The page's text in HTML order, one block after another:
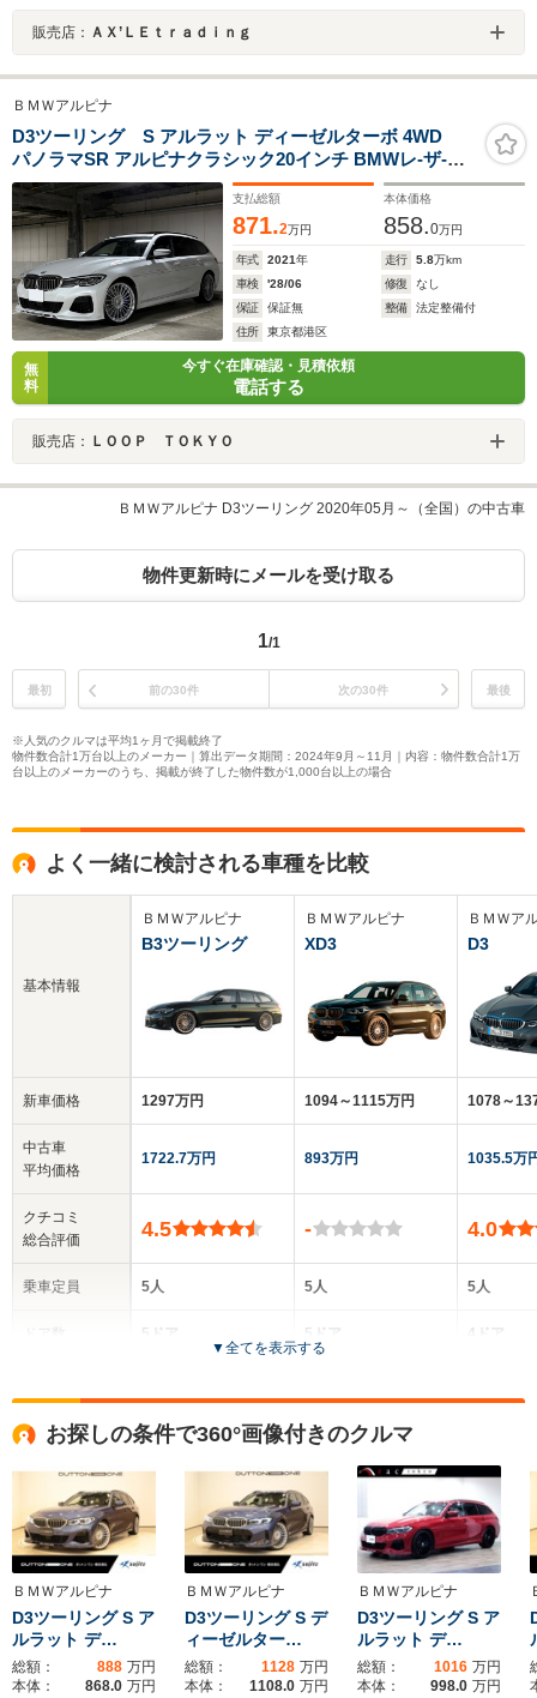
販売店： ＡＸ’ＬＥｔｒａｄｉｎｇ
ＢＭＷアルピナ
D3ツーリング S アルラット ディーゼルターボ 4WD
パノラマSR アルピナクラシック20インチ BMWレ-ザ-ラ
イト harman/kardon ドライビングアシスト+ ヘッドアッ
プD 後席シ-トヒ-タ- パドルシフト ACC ブラインドスポ
ット 3ゾ-ンAC 地デジ AppleCarPlay ワイヤレスC
支払総額
871.2万円
本体価格
858.0万円
年式 2021年 走行 5.8万km
車検
'28/06 修復
なし
保証
保証無 整備
法定整備付
住所
東京都港区
無
料
今すぐ在庫確認・見積依頼
電話する
販売店： ＬＯＯＰ ＴＯＫＹＯ
ＢＭＷアルピナ D3ツーリング 2020年05月～（全国）の中古車
物件更新時にメールを受け取る
1/1
最初 前の30件 次の30件 最後
※人気のクルマは平均1ヶ月で掲載終了
物件数合計1万台以上のメーカー｜算出データ期間：2024年9月～11月｜内容：物件数合計1万
台以上のメーカーのうち、掲載が終了した物件数が1,000台以上の場合
よく一緒に検討される車種を比較
基本情報
新車価格
中古車
平均価格
クチコミ
総合評価
乗車定員
サイズ
(全長x全幅x全高)
ＢＭＷアルピナ
B3ツーリング
1297万円
1722.7万円
4.5
5人
5ドア
全高
1.83m
全長
4.72m
ホイールベース
-m
ＢＭＷアルピナ
XD3
1094～1115万円
893万円
-
5人
5ドア
全高
1.9m
全長
4.72m
ホイールベース
-m
ＢＭＷア
D3
1078～
1035.5万
4.0
5人
4ドア
全高
ホイ
▼全てを表示する
お探しの条件で360°画像付きのクルマ
ＢＭＷアルピナ
D3ツーリング S ア
ルラット デ…
総額： 888 万円
本体：
868.0 万円
ＢＭＷアルピナ
D3ツーリング S デ
ィーゼルター…
総額： 1128 万円
本体：
1108.0 万円
ＢＭＷアルピナ
D3ツーリング S ア
ルラット デ…
総額： 1016 万円
本体：
998.0 万円